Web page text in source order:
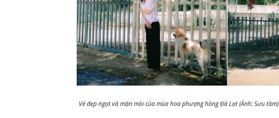
Vẻ đẹp ngọt và mặn mòi của mùa hoa phượng hồng Đà Lạt (Ảnh: Sưu tầm)